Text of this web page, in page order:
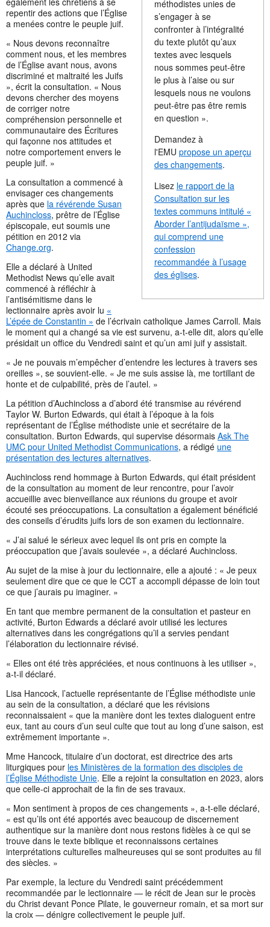
méthodistes unies de
s’engager à se
confronter à l’intégralité
du texte plutôt qu’aux
textes avec lesquels
nous sommes peut-être
le plus à l’aise ou sur
lesquels nous ne voulons
peut-être pas être remis
en question ».
Demandez à
l'EMU propose un aperçu
des changements.
Lisez le rapport de la
Consultation sur les
textes communs intitulé «
Aborder l’antijudaïsme »,
qui comprend une
confession
recommandée à l’usage
des églises.
repentir des actions que l’Église
a menées contre le peuple juif.
« Nous devons reconnaître
comment nous, et les membres
de l’Église avant nous, avons
discriminé et maltraité les Juifs
», écrit la consultation. « Nous
devons chercher des moyens
de corriger notre
compréhension personnelle et
communautaire des Écritures
qui façonne nos attitudes et
notre comportement envers le
peuple juif. »
La consultation a commencé à
envisager ces changements
après que la révérende Susan
Auchincloss, prêtre de l’Église
épiscopale, eut soumis une
pétition en 2012 via
Change.org.
Elle a déclaré à United
Methodist News qu’elle avait
commencé à réfléchir à
l’antisémitisme dans le
lectionnaire après avoir lu «
L’épée de Constantin » de l’écrivain catholique James Carroll. Mais
le moment qui a changé sa vie est survenu, a-t-elle dit, alors qu’elle
présidait un office du Vendredi saint et qu’un ami juif y assistait.
« Je ne pouvais m’empêcher d’entendre les lectures à travers ses
oreilles », se souvient-elle. « Je me suis assise là, me tortillant de
honte et de culpabilité, près de l’autel. »
La pétition d’Auchincloss a d’abord été transmise au révérend
Taylor W. Burton Edwards, qui était à l’époque à la fois
représentant de l’Église méthodiste unie et secrétaire de la
consultation. Burton Edwards, qui supervise désormais Ask The
UMC pour United Methodist Communications, a rédigé une
présentation des lectures alternatives.
Auchincloss rend hommage à Burton Edwards, qui était président
de la consultation au moment de leur rencontre, pour l’avoir
accueillie avec bienveillance aux réunions du groupe et avoir
écouté ses préoccupations. La consultation a également bénéficié
des conseils d’érudits juifs lors de son examen du lectionnaire.
« J’ai salué le sérieux avec lequel ils ont pris en compte la
préoccupation que j’avais soulevée », a déclaré Auchincloss.
Au sujet de la mise à jour du lectionnaire, elle a ajouté : « Je peux
seulement dire que ce que le CCT a accompli dépasse de loin tout
ce que j’aurais pu imaginer. »
En tant que membre permanent de la consultation et pasteur en
activité, Burton Edwards a déclaré avoir utilisé les lectures
alternatives dans les congrégations qu’il a servies pendant
l’élaboration du lectionnaire révisé.
« Elles ont été très appréciées, et nous continuons à les utiliser »,
a-t-il déclaré.
Lisa Hancock, l’actuelle représentante de l’Église méthodiste unie
au sein de la consultation, a déclaré que les révisions
reconnaissaient « que la manière dont les textes dialoguent entre
eux, tant au cours d’un seul culte que tout au long d’une saison, est
extrêmement importante ».
Mme Hancock, titulaire d’un doctorat, est directrice des arts
liturgiques pour les Ministères de la formation des disciples de
l’Église Méthodiste Unie. Elle a rejoint la consultation en 2023, alors
que celle-ci approchait de la fin de ses travaux.
« Mon sentiment à propos de ces changements », a-t-elle déclaré,
« est qu’ils ont été apportés avec beaucoup de discernement
authentique sur la manière dont nous restons fidèles à ce qui se
trouve dans le texte biblique et reconnaissons certaines
interprétations culturelles malheureuses qui se sont produites au fil
des siècles. »
Par exemple, la lecture du Vendredi saint précédemment
recommandée par le lectionnaire — le récit de Jean sur le procès
du Christ devant Ponce Pilate, le gouverneur romain, et sa mort sur
la croix — dénigre collectivement le peuple juif.